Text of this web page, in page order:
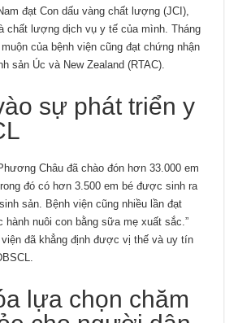
đạt Con dấu vàng chất lượng (JCI),
chất lượng dịch vụ y tế của mình. Tháng
của bệnh viện cũng đạt chứng nhận
sản Úc và New Zealand (RTAC).
sự phát triển y
Châu đã chào đón hơn 33.000 em
đó có hơn 3.500 em bé được sinh ra
sản. Bệnh viện cũng nhiều lần đạt
hành nuôi con bằng sữa mẹ xuất sắc.”
viện đã khẳng định được vị thế và uy tín
lựa chọn chăm